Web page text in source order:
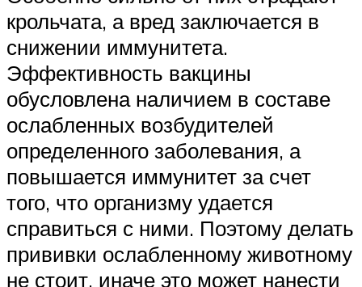
крольчата, а вред заключается в
снижении иммунитета.
Эффективность вакцины
обусловлена наличием в составе
ослабленных возбудителей
определенного заболевания, а
повышается иммунитет за счет
того, что организму удается
справиться с ними. Поэтому делать
прививки ослабленному животному
не стоит, иначе это может нанести